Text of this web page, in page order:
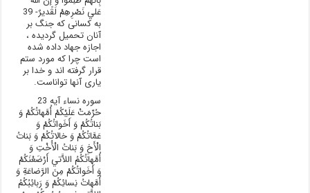
عَلي‏ نَصْرِهِمْ لَقَديرٌ- 39
به کسانی که جنگ بر
آنان تحمیل گردیده ،
اجازه جهاد داده شده
است چرا که مورد ستم
قرار گرفته اند و خدا بر
یاری آنها تواناست.
سوره نساء آیه 23
حُرِّمَتْ عَلَيْکُمْ أُمَّهاتُکُمْ وَ
بَناتُکُمْ وَ أَخَواتُکُمْ وَ
عَمَّاتُکُمْ وَ خالاتُکُمْ وَ بَناتُ
الْأَخِ وَ بَناتُ الْأُخْتِ وَ
أُمَّهاتُکُمُ اللاَّتي‏ أَرْضَعْنَکُمْ
وَ أَخَواتُکُمْ مِنَ الرَّضاعَةِ وَ
أُمَّهاتُ نِسائِکُمْ وَ رَبائِبُکُمُ